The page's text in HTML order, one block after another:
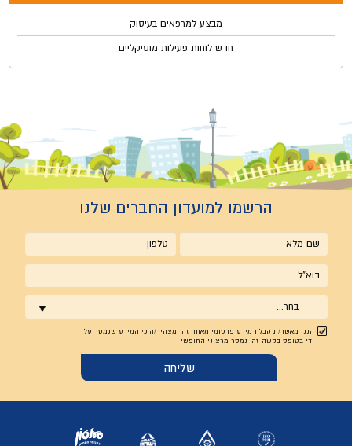
מבצע למרפאים בעיסוק
חדש לוחות פעילות מוסיקליים
הרשמו למועדון החברים שלנו
שם
מלא
טלפון
אימייל
בחר...
הנני מאשר/ת קבלת מידע פרסומי מאתר זה ומצהיר/ה כי המידע שנמסר על
ידי בטופס בקשה זה, נמסר מרצוני החופשי